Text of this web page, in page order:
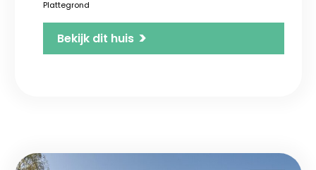
Plattegrond
Bekijk dit huis >